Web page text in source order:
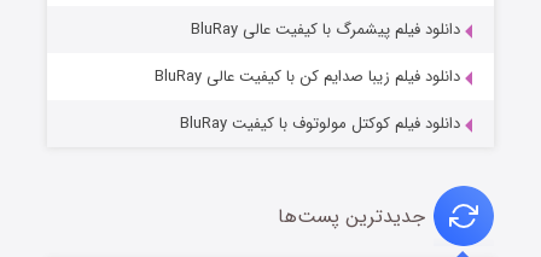
دانلود فیلم پیشمرگ با کیفیت عالی BluRay
دانلود فیلم زیبا صدایم کن با کیفیت عالی BluRay
دانلود فیلم کوکتل مولوتوف با کیفیت BluRay
جدیدترین پست‌ها